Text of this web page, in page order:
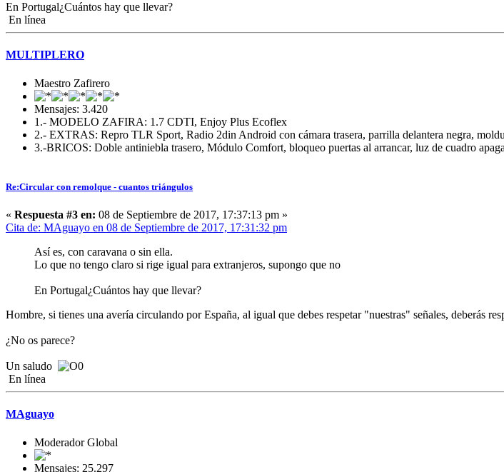
En Portugal¿Cuántos hay que llevar?
En línea
MULTIPLERO
Maestro Zafirero
Mensajes: 3.420
1.- MODELO ZAFIRA: 1.7 CDTI, Enjoy Plus Ecoflex
2.- EXTRAS: Repro TLR Sport, Radio 2din Android con cámara trasera, parrilla delantera negra,
3.-BRICOS: Doble antiniebla trasero, Módulo Comfort, bloqueo puertas al arrancar, luz de cuadro
Re:Circular con remolque - cuantos triángulos
« Respuesta #3 en: 08 de Septiembre de 2017, 17:37:13 pm »
Cita de: MAguayo en 08 de Septiembre de 2017, 17:31:32 pm
Así es, con caravana o sin ella.
Lo que no tengo claro si rige igual para extranjeros, supongo que no
En Portugal¿Cuántos hay que llevar?
Hombre, si tienes una avería circulando por España, al igual que debes respetar "nuestras" señales, deberás
¿No os parece?
Un saludo
En línea
MAguayo
Moderador Global
Mensajes: 25.297